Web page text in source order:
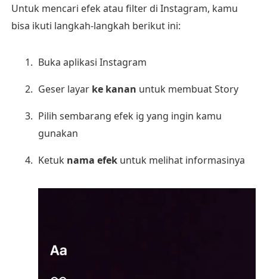
Untuk mencari efek atau filter di Instagram, kamu
bisa ikuti langkah-langkah berikut ini:
Buka aplikasi Instagram
Geser layar ke kanan untuk membuat Story
Pilih sembarang efek ig yang ingin kamu
gunakan
Ketuk nama efekuntuk melihat informasinya